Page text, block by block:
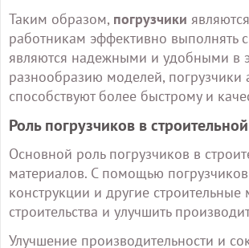
Таким образом, погрузчики
работникам эффективно
являются надежными и удобными в
разнообразию моделей,
способствуют более быстрому и
Роль погрузчиков в
Основной роль погрузчиков в
материалов. С помощью
конструкции и другие строительные
строительства и улучшить
Улучшение производительности и